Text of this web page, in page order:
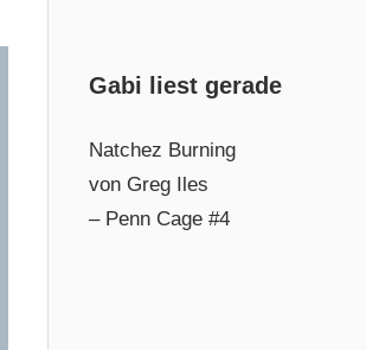
Gabi liest gerade
Natchez Burning
von Greg Iles
– Penn Cage #4